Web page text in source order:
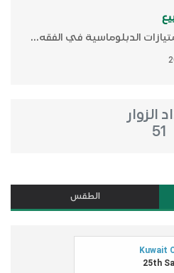
الدبلوماسية في الفقه...
الزوار
51
الطقس